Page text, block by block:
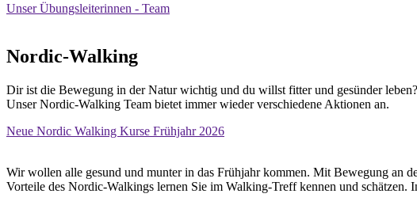
Unser Übungsleiterinnen - Team
Nordic-Walking
Dir ist die Bewegung in der Natur wichtig und du willst fitter und gesünder leben?
Unser Nordic-Walking Team bietet immer wieder verschiedene Aktionen an.
Neue Nordic Walking Kurse Frühjahr 2026
Wir wollen alle gesund und munter in das Frühjahr kommen. Mit Bewegung an
Vorteile des Nordic-Walkings lernen Sie im Walking-Treff kennen und schätzen.